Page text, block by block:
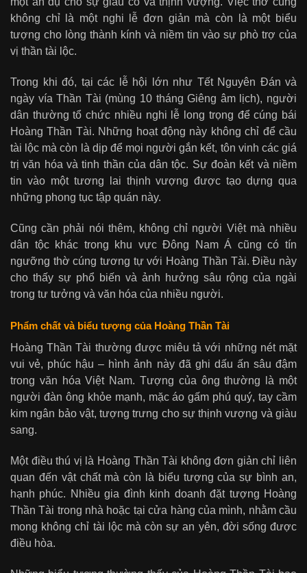
không chỉ là một nghi lễ đơn giản mà còn là một biểu
tượng cho lòng thành kính và niềm tin vào sự phò trợ của
vị thần tài lộc.
Trong khi đó, tại các lễ hội lớn như Tết Nguyên Đán và
ngày vía Thần Tài (mùng 10 tháng Giêng âm lịch), người
dân thường tổ chức nhiều nghi lễ long trọng để cúng bái
Hoàng Thần Tài. Những hoạt động này không chỉ để cầu
tài lộc mà còn là dịp để mọi người gắn kết, tôn vinh các giá
trị văn hóa và tinh thần của dân tộc. Sự đoàn kết và niềm
tin vào một tương lai thịnh vượng được tạo dựng qua
những phong tục tập quán này.
Cũng cần phải nói thêm, không chỉ người Việt mà nhiều
dân tộc khác trong khu vực Đông Nam Á cũng có tín
ngưỡng thờ cúng tương tự với Hoàng Thần Tài. Điều này
cho thấy sự phổ biến và ảnh hưởng sâu rộng của ngài
trong tư tưởng và văn hóa của nhiều người.
Phẩm chất và biểu tượng của Hoàng Thần Tài
Hoàng Thần Tài thường được miêu tả với những nét mặt
vui vẻ, phúc hậu – hình ảnh này đã ghi dấu ấn sâu đậm
trong văn hóa Việt Nam. Tượng của ông thường là một
người đàn ông khỏe mạnh, mặc áo gấm phú quý, tay cầm
kim ngân bảo vật, tượng trưng cho sự thịnh vượng và giàu
sang.
Một điều thú vị là Hoàng Thần Tài không đơn giản chỉ liên
quan đến vật chất mà còn là biểu tượng của sự bình an,
hạnh phúc. Nhiều gia đình kinh doanh đặt tượng Hoàng
Thần Tài trong nhà hoặc tại cửa hàng của mình, nhằm cầu
mong không chỉ tài lộc mà còn sự an yên, đời sống được
điều hòa.